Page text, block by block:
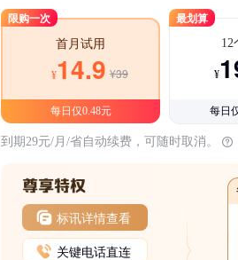
限购一次
首月试用
¥14.9 ¥39
每日仅0.48元
最划算
12
¥
每日
到期29元/月/省自动续费，可随时取消。
标讯详情查看
关键电话直连